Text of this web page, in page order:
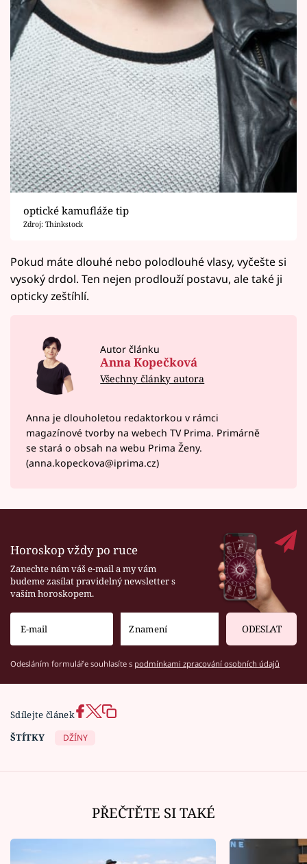
optické kamufláže tip
Zdroj: Thinkstock
Pokud máte dlouhé nebo polodlouhé vlasy, vyčešte si
vysoký drdol. Ten nejen prodlouží postavu, ale také ji
opticky zeštíhlí.
Autor článku
Anna Kopečková
Všechny články autora
Anna je dlouholetou redaktorkou v rámci
magazínové tvorby na webech TV Prima. Primárně
se stará o obsah na webu Prima Ženy.
(anna.kopeckova@iprima.cz)
Horoskop vždy po ruce
Zanechte nám váš e-mail a my vám
budeme zasílat pravidelný newsletter s
vaším horoskopem.
ODESLAT
Odesláním formuláře souhlasíte s podmínkami zpracování osobních údajů
Sdílejte článek
ŠTÍTKY
DŽÍNY
PŘEČTĚTE SI TAKÉ